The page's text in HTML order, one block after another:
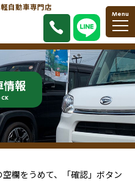
自動車専門店
Menu
情報
欄をうめて、「確認」ボタン